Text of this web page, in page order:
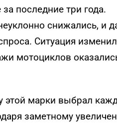
последние три года.
снижались, и
Ситуация
мотоциклов
этой марки выбрал
заметному